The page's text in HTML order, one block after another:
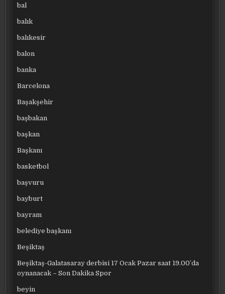
bal
balık
balıkesir
balon
banka
Barcelona
Başakşehir
başbakan
başkan
Başkanı
basketbol
başvuru
bayburt
bayram
belediye başkanı
Beşiktaş
Beşiktaş-Galatasaray derbisi 17 Ocak Pazar saat 19.00’da
oynanacak – Son Dakika Spor
beyin